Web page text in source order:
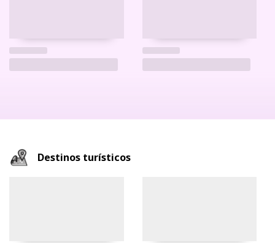
Destinos turísticos